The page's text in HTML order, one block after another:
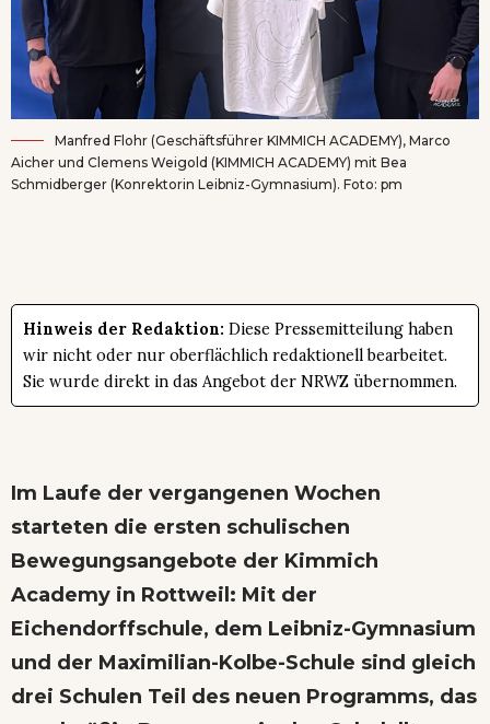
Manfred Flohr (Geschäftsführer KIMMICH ACADEMY), Marco
Aicher und Clemens Weigold (KIMMICH ACADEMY) mit Bea
Schmidberger (Konrektorin Leibniz-Gymnasium). Foto: pm
Hinweis der Redaktion: Diese Pressemitteilung haben
wir nicht oder nur oberflächlich redaktionell bearbeitet.
Sie wurde direkt in das Angebot der NRWZ übernommen.
Im Laufe der vergangenen Wochen
starteten die ersten schulischen
Bewegungsangebote der Kimmich
Academy in Rottweil: Mit der
Eichendorffschule, dem Leibniz-Gymnasium
und der Maximilian-Kolbe-Schule sind gleich
drei Schulen Teil des neuen Programms, das